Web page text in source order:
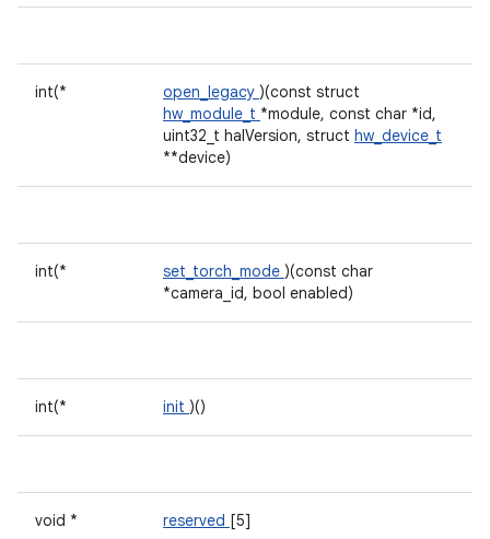
int(* open_legacy )(const struct
hw_module_t *module, const char *id,
uint32_t halVersion, struct hw_device_t
**device)
int(* set_torch_mode )(const char
*camera_id, bool enabled)
int(* init )()
void * reserved [5]